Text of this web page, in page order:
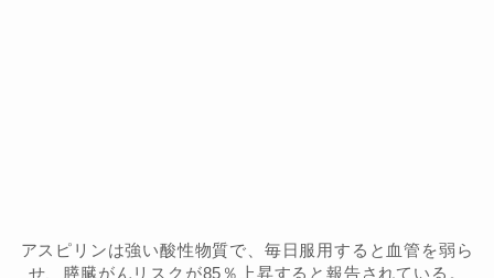
アスピリンは強い酸性物質で、毎日服用すると血管を弱ら
せ、膵臓がんリスクが85％上昇すると報告されている。